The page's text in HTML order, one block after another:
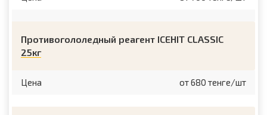
Противогололедный реагент ICEHIT CLASSIC
25кг
Цена от 680 тенге/шт